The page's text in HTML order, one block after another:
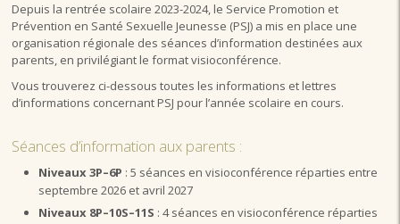
Depuis la rentrée scolaire 2023-2024, le Service Promotion et
Prévention en Santé Sexuelle Jeunesse (PSJ) a mis en place une
organisation régionale des séances d’information destinées aux
parents, en privilégiant le format visioconférence.
Vous trouverez ci-dessous toutes les informations et lettres
d’informations concernant PSJ pour l’année scolaire en cours.
Séances d’information aux parents :
Niveaux 3P–6P : 5 séances en visioconférence réparties entre
septembre 2026 et avril 2027
Niveaux 8P–10S–11S : 4 séances en visioconférence réparties